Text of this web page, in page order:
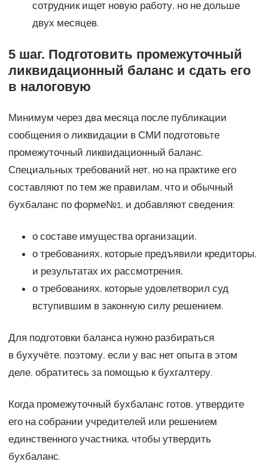
сотрудник ищет новую работу, но не дольше
двух месяцев.
5 шаг. Подготовить промежуточный
ликвидационный баланс и сдать его
в налоговую
Минимум через два месяца после публикации
сообщения о ликвидации в СМИ подготовьте
промежуточный ликвидационный баланс.
Специальных требований нет, но на практике его
составляют по тем же правилам, что и обычный
бухбаланс по форме№1, и добавляют сведения:
о составе имущества организации,
о требованиях, которые предъявили кредиторы,
и результатах их рассмотрения,
о требованиях, которые удовлетворил суд
вступившим в законную силу решением.
Для подготовки баланса нужно разбираться
в бухучёте, поэтому, если у вас нет опыта в этом
деле, обратитесь за помощью к бухгалтеру.
Когда промежуточный бухбаланс готов, утвердите
его на собрании учредителей или решением
единственного участника, чтобы утвердить
бухбаланс.